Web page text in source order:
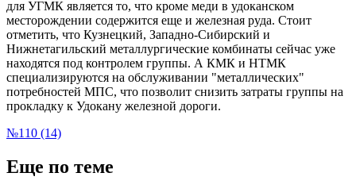
для УГМК является то, что кроме меди в удоканском
месторождении содержится еще и железная руда. Стоит
отметить, что Кузнецкий, Западно-Сибирский и
Нижнетагильский металлургические комбинаты сейчас уже
находятся под контролем группы. А КМК и НТМК
специализируются на обслуживании "металлических"
потребностей МПС, что позволит снизить затраты группы на
прокладку к Удокану железной дороги.
№110 (14)
Еще по теме